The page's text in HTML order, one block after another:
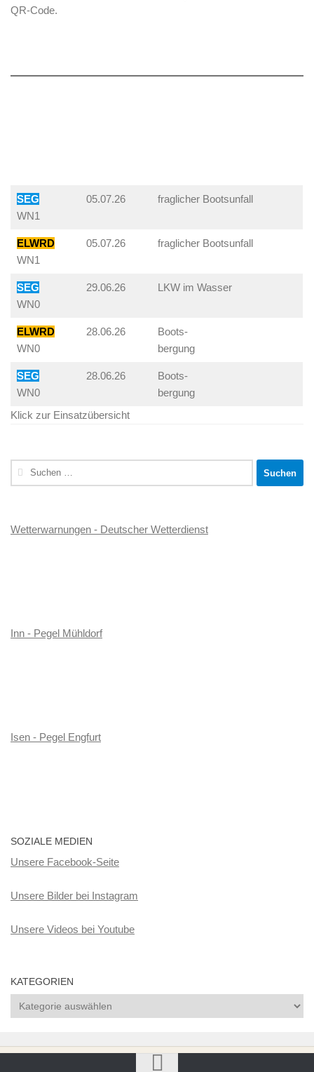
QR-Code.
SEG
WN1
05.07.26 fraglicher Bootsunfall
ELWRD
WN1
05.07.26 fraglicher Bootsunfall
SEG
WN0
29.06.26 LKW im Wasser
ELWRD
WN0
28.06.26
Boots-
bergung
SEG
WN0
28.06.26
Boots-
bergung
Klick zur Einsatzübersicht
Suchen
nach:
Wetterwarnungen - Deutscher Wetterdienst
Inn - Pegel Mühldorf
Isen - Pegel Engfurt
SOZIALE MEDIEN
Unsere Facebook-Seite
Unsere Bilder bei Instagram
Unsere Videos bei Youtube
KATEGORIEN
Kategorien